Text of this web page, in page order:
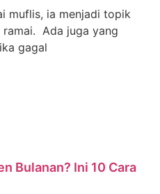
muflis, ia menjadi topik
Ada juga yang
gagal
Bulanan? Ini 10 Cara